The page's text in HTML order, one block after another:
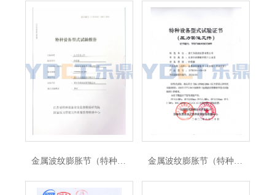
金属波纹膨胀节（特种设备型式试验报告） 金属波纹膨胀节（特种设备型式试验证书）